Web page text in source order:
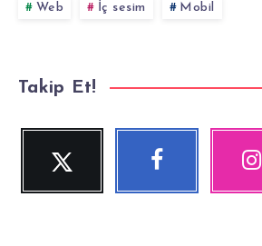
Web İç sesim Mobil
Takip Et!
Twitter Facebook